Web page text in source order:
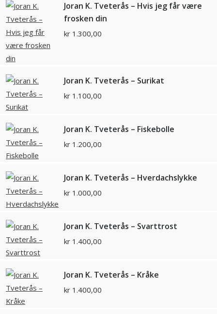
Joran K. Tveterås – Hvis jeg får være
frosken din
kr 1.300,00
Joran K. Tveterås – Surikat
kr 1.100,00
Joran K. Tveterås – Fiskebolle
kr 1.200,00
Joran K. Tveterås – Hverdachslykke
kr 1.000,00
Joran K. Tveterås – Svarttrost
kr 1.400,00
Joran K. Tveterås – Kråke
kr 1.400,00